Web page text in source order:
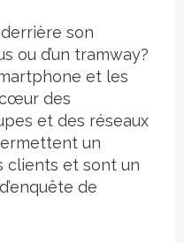
son
ou d’un tramway?
et les
des
et des réseaux
un
clients et sont un
de